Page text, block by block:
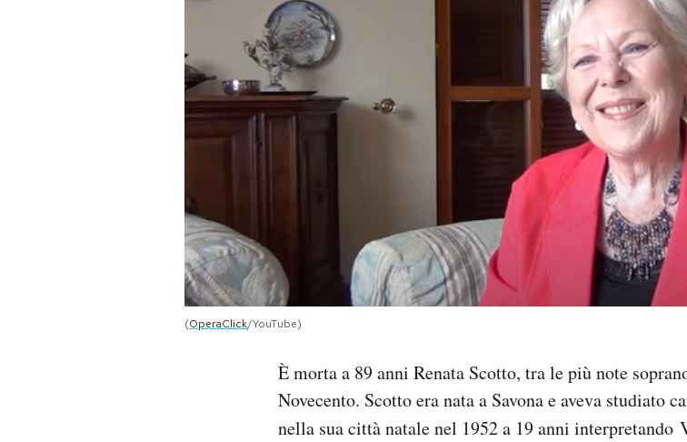
(OperaClick/YouTube)
È morta a 89 anni Renata Scotto, tra le più note
Novecento. Scotto era nata a Savona e aveva studiato
nella sua città natale nel 1952 a 19 anni interpretando